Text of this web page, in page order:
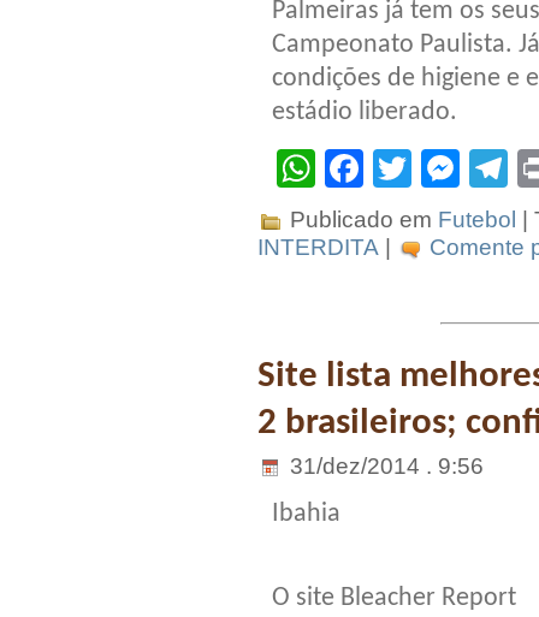
Palmeiras já tem os
Campeonato Paulista.
condições de higiene e
estádio liberado.
WhatsApp
Facebook
Twitter
Publicado em Futebol
|
INTERDITA
Comente
Site lista
2 brasileiros;
31/dez/2014 . 9:56
Ibahia
O site Bleacher Report